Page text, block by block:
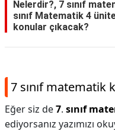
Nelerdir?, 7 sınıf
sınıf Matematik 4
konular çıkacak?
7 sınıf matematik
Eğer siz de7. sınıf
ediyorsanız yazımızı